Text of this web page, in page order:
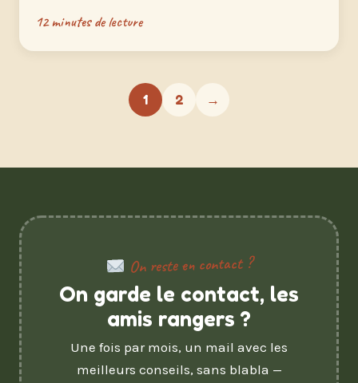
12 minutes de lecture
1 2 →
On reste en contact ?
On garde le contact, les
amis rangers ?
Une fois par mois, un mail avec les
meilleurs conseils, sans blabla —